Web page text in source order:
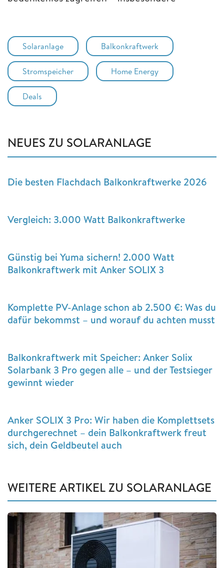
Solaranlage Balkonkraftwerk
Stromspeicher Home Energy
Deals
NEUES ZU SOLARANLAGE
Die besten Flachdach Balkonkraftwerke 2026
Vergleich: 3.000 Watt Balkonkraftwerke
Günstig bei Yuma sichern! 2.000 Watt
Balkonkraftwerk mit Anker SOLIX 3
Komplette PV-Anlage schon ab 2.500 €: Was du
dafür bekommst – und worauf du achten musst
Balkonkraftwerk mit Speicher: Anker Solix
Solarbank 3 Pro gegen alle – und der Testsieger
gewinnt wieder
Anker SOLIX 3 Pro: Wir haben die Komplettsets
durchgerechnet – dein Balkonkraftwerk freut
sich, dein Geldbeutel auch
WEITERE ARTIKEL ZU SOLARANLAGE